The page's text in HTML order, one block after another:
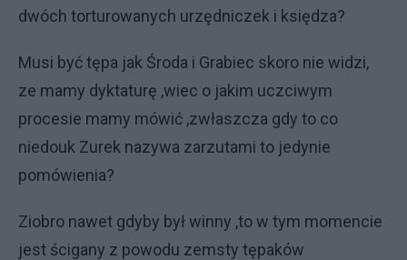
dwóch torturowanych urzędniczek i księdza?
Musi być tępa jak Środa i Grabiec skoro nie widzi,
ze mamy dyktaturę ,wiec o jakim uczciwym
procesie mamy mówić ,zwłaszcza gdy to co
niedouk Zurek nazywa zarzutami to jedynie
pomówienia?
Ziobro nawet gdyby był winny ,to w tym momencie
jest ścigany z powodu zemsty tępaków